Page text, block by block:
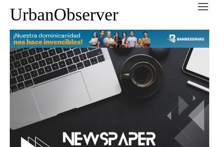
UrbanObserver